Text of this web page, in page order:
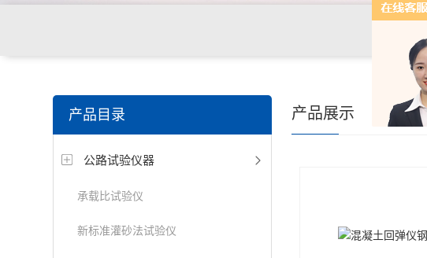
产品目录
公路试验仪器
承载比试验仪
新标准灌砂法试验仪
产品展示